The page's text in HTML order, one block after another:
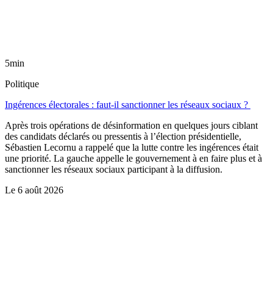
5min
Politique
Ingérences électorales : faut-il sanctionner les réseaux sociaux ?
Après trois opérations de désinformation en quelques jours ciblant
des candidats déclarés ou pressentis à l’élection présidentielle,
Sébastien Lecornu a rappelé que la lutte contre les ingérences était
une priorité. La gauche appelle le gouvernement à en faire plus et à
sanctionner les réseaux sociaux participant à la diffusion.
Le 6 août 2026